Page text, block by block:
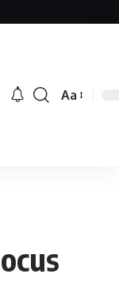
Font
Aa